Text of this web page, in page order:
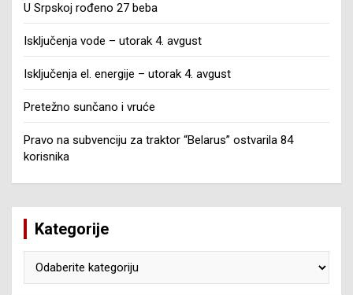
U Srpskoj rođeno 27 beba
Isključenja vode – utorak 4. avgust
Isključenja el. energije – utorak 4. avgust
Pretežno sunčano i vruće
Pravo na subvenciju za traktor “Belarus” ostvarila 84
korisnika
Kategorije